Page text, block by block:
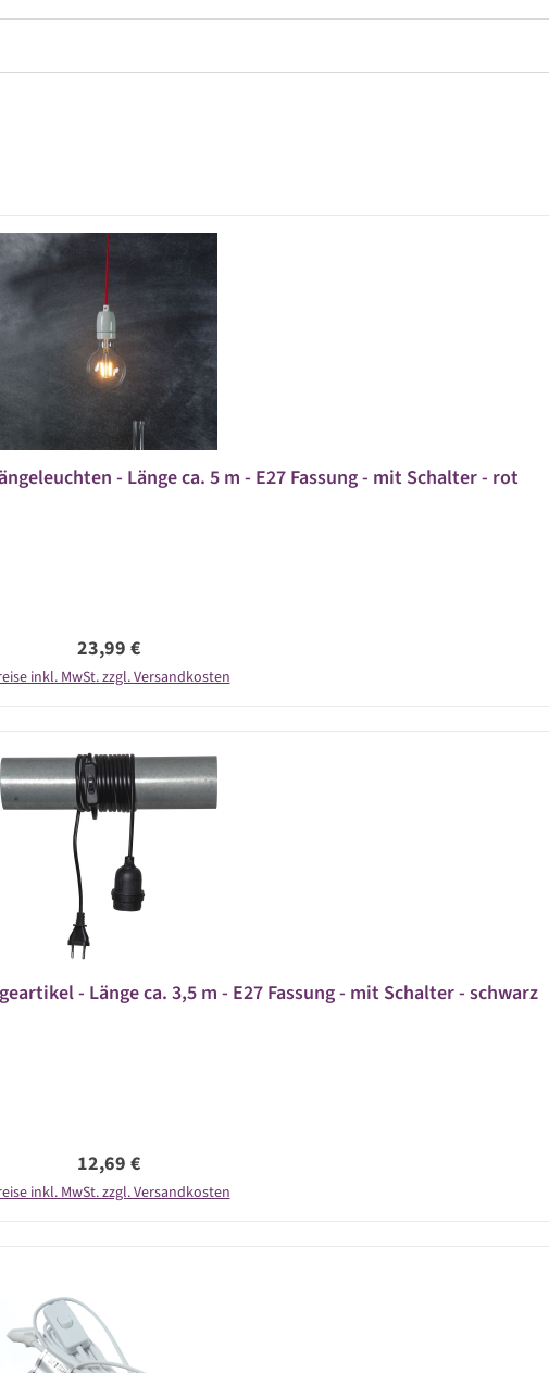
- Länge ca. 5 m - E27 Fassung - mit Schalter - rot
Regulärer Preis:
23,99 €
inkl. MwSt. zzgl. Versandkosten
- Länge ca. 3,5 m - E27 Fassung - mit Schalter - schwarz
Regulärer Preis:
12,69 €
inkl. MwSt. zzgl. Versandkosten